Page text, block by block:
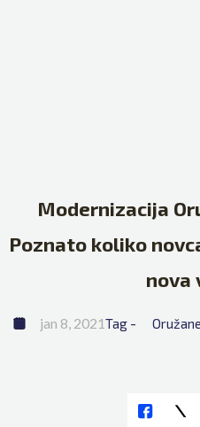
Modernizacija
Poznato koliko
nova
jan 8, 2021Tag -